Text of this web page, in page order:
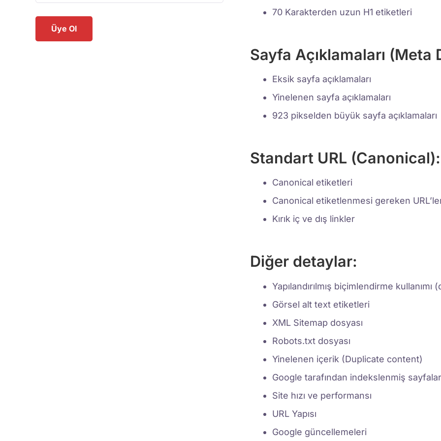
70 Karakterden uzun H1 etiketleri
Sayfa Açıklamaları
Eksik sayfa açıklamaları
Yinelenen sayfa açıklamaları
923 pikselden büyük sayfa açıklamaları
Standart URL (Canonical):
Canonical etiketleri
Canonical etiketlenmesi gereken
Kırık iç ve dış linkler
Diğer detaylar:
Yapılandırılmış biçimlendirme
Görsel alt text etiketleri
XML Sitemap dosyası
Robots.txt dosyası
Yinelenen içerik (Duplicate content)
Google tarafından indekslenmiş sayfalar
Site hızı ve performansı
URL Yapısı
Google güncellemeleri